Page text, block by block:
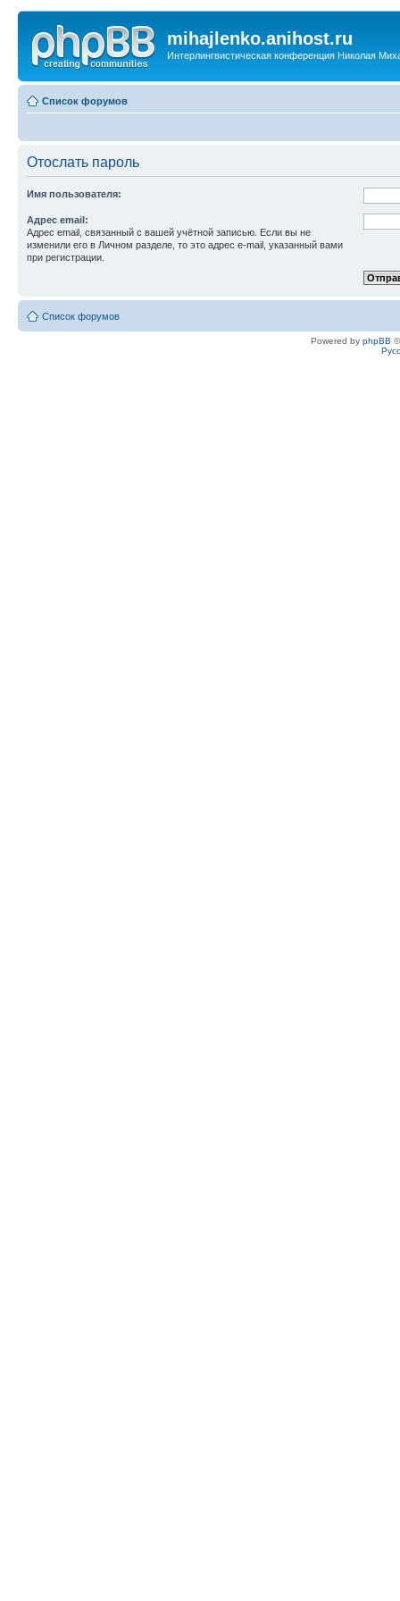
mihajlenko.anihost.ru
Интерлингвистическая конференция Николая
Список форумов
Отослать пароль
Имя пользователя:
Адрес email:
Адрес email, связанный с вашей учётной записью. Если вы не
изменили его в Личном разделе, то это адрес e-mail, указанный вами
при регистрации.
Список форумов
Powered by phpBB